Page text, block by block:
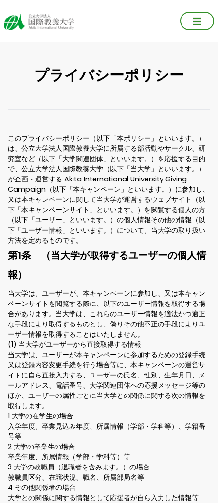
プライバシーポリシー
このプライバシーポリシー（以下「本ポリシー」といいます。）
は、公立大学法人国際教養大学に所属する部活動やサークル、研
究室など（以下「大学関連団体」といいます。）を応援する目的
で、公立大学法人国際教養大学（以下「当大学」といいます。）
が企画・運営する Akita International University Giving
Campaign（以下「本キャンペーン」といいます。）に参加し、
又は本キャンペーンに関して当大学が運営するウェブサイト（以
下「本キャンペーンサイト」といいます。）を閲覧する個人の方
（以下「ユーザー」といいます。）の個人情報その他の情報（以
下「ユーザー情報」といいます。）について、当大学の取り扱い
方法を定めるものです。
第1条 （当大学が取得するユーザーの個人情
報）
当大学は、ユーザーが、本キャンペーンに参加し、又は本キャン
ペーンサイトを閲覧する際に、以下のユーザー情報を取得する場
合があります。当大学は、これらのユーザー情報を適法かつ適正
な手段により取得するものとし、偽りその他不正の手段によりユ
ーザー情報を取得することはいたしません。
(1) 当大学がユーザーから直接取得する情報
当大学は、ユーザーが本キャンペーンに参加するための登録手続
又は登録内容変更手続を行う場合等に、本キャンペーンの運営サ
イトに自ら直接入力する、ユーザーの氏名、性別、生年月日、メ
ールアドレス、電話番号、大学関連団体への応援メッセージ等の
ほか、ユーザーの属性ごとに当大学との関係に関する次の情報を
取得します。
1 大学の在学生の場合
入学年度、卒業見込み年度、所属情報（学部・学科等）、学籍番
号等
2 大学の卒業生の場合
卒業年度、所属情報（学部・学科等）等
3 大学の教職員（退職者を含みます。）の場合
教職員区分、在籍状況、職名、所属部局名等
4 その他関係者の場合
大学との関係に関する情報として応援者が自ら入力した情報等